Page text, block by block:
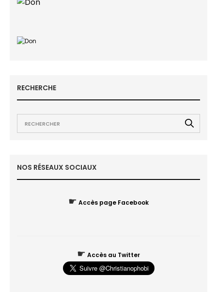
RECHERCHE
NOS RÉSEAUX SOCIAUX
☛ Accès page Facebook
☛ Accès au Twitter